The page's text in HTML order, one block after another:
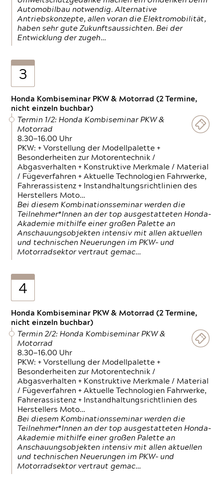
Automobilbau notwendig. Alternative
Antriebskonzepte, allen voran die Elektromobilität,
haben sehr gute Zukunftsaussichten. Bei der
Entwicklung der zugeh…
3
Honda Kombiseminar PKW & Motorrad (2 Termine,
nicht einzeln buchbar)
Termin 1/2: Honda Kombiseminar PKW &
Motorrad
8.30—16.00 Uhr
PKW: + Vorstellung der Modellpalette +
Besonderheiten zur Motorentechnik /
Abgasverhalten + Konstruktive Merkmale / Material
/ Fügeverfahren + Aktuelle Technologien Fahrwerke,
Fahrerassistenz + Instandhaltungsrichtlinien des
Herstellers Moto…
Bei diesem Kombinationsseminar werden die
Teilnehmer*Innen an der top ausgestatteten Honda-
Akademie mithilfe einer großen Palette an
Anschauungsobjekten intensiv mit allen aktuellen
und technischen Neuerungen im PKW- und
Motorradsektor vertraut gemac…
4
Honda Kombiseminar PKW & Motorrad (2 Termine,
nicht einzeln buchbar)
Termin 2/2: Honda Kombiseminar PKW &
Motorrad
8.30—16.00 Uhr
PKW: + Vorstellung der Modellpalette +
Besonderheiten zur Motorentechnik /
Abgasverhalten + Konstruktive Merkmale / Material
/ Fügeverfahren + Aktuelle Technologien Fahrwerke,
Fahrerassistenz + Instandhaltungsrichtlinien des
Herstellers Moto…
Bei diesem Kombinationsseminar werden die
Teilnehmer*Innen an der top ausgestatteten Honda-
Akademie mithilfe einer großen Palette an
Anschauungsobjekten intensiv mit allen aktuellen
und technischen Neuerungen im PKW- und
Motorradsektor vertraut gemac…